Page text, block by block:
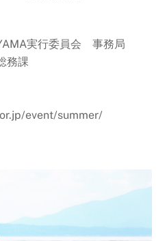
実行委員会 事務局
務課
event/summer/